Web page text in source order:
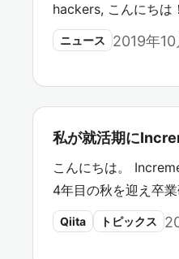
hackers, こんにちは
ニュース 2019年
私が就活期に
こんにちは。
4年目の秋を迎え卒
Qiita トピックス